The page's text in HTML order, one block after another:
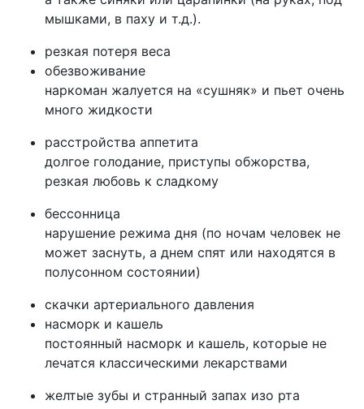
мышками, в паху и т.д.).
резкая потеря веса
обезвоживание
наркоман жалуется на «сушняк» и пьет очень
много жидкости
расстройства аппетита
долгое голодание, приступы обжорства,
резкая любовь к сладкому
бессонница
нарушение режима дня (по ночам человек не
может заснуть, а днем спят или находятся в
полусонном состоянии)
скачки артериального давления
насморк и кашель
постоянный насморк и кашель, которые не
лечатся классическими лекарствами
желтые зубы и странный запах изо рта